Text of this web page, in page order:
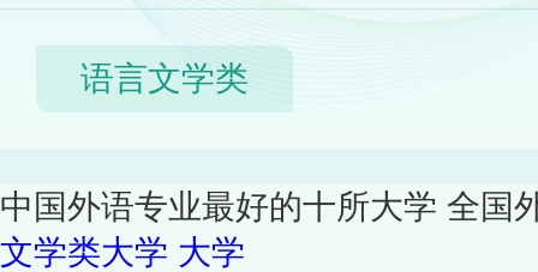
语言文学类
中国外语专业最好的十所大学 全国
文学类大学 大学